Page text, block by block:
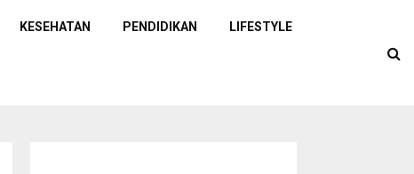
KESEHATAN PENDIDIKAN LIFESTYLE